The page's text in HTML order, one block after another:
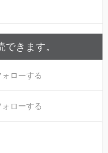
きます。
ォローする
ローする